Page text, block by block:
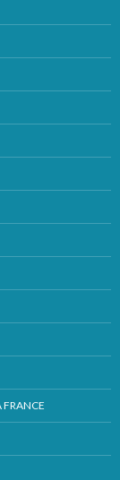
FRANCE